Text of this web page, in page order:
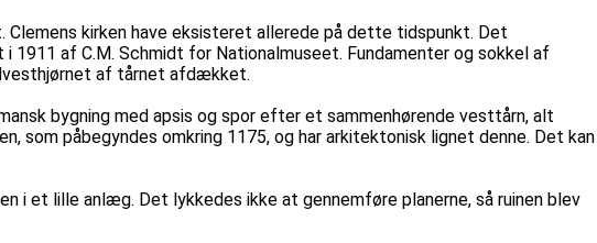
kirken have eksisteret allerede på dette tidspunkt. Det
1911 af C.M. Schmidt for Nationalmuseet. Fundamenter og sokkel af
af tårnet afdækket.
bygning med apsis og spor efter et sammenhørende vesttårn, alt
påbegyndes omkring 1175, og har arkitektonisk lignet denne. Det kan
et lille anlæg. Det lykkedes ikke at gennemføre planerne, så ruinen blev